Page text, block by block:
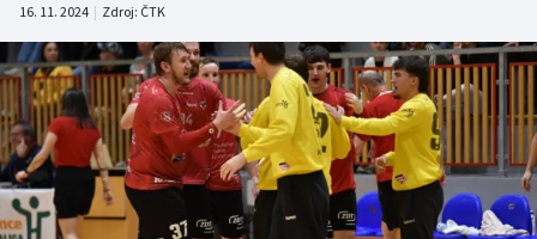
DALŠÍ SPORTY
Americký fotbal
Baseball a softbal
NEPŘEHLÉDNĚTE
Soutěže
16. 11. 2024 | Zdroj: ČTK